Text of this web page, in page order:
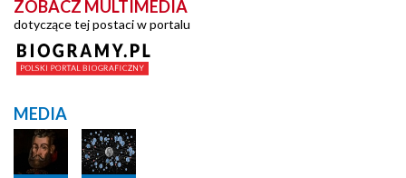
ZOBACZ MULTIMEDIA
dotyczące tej postaci w portalu
MEDIA